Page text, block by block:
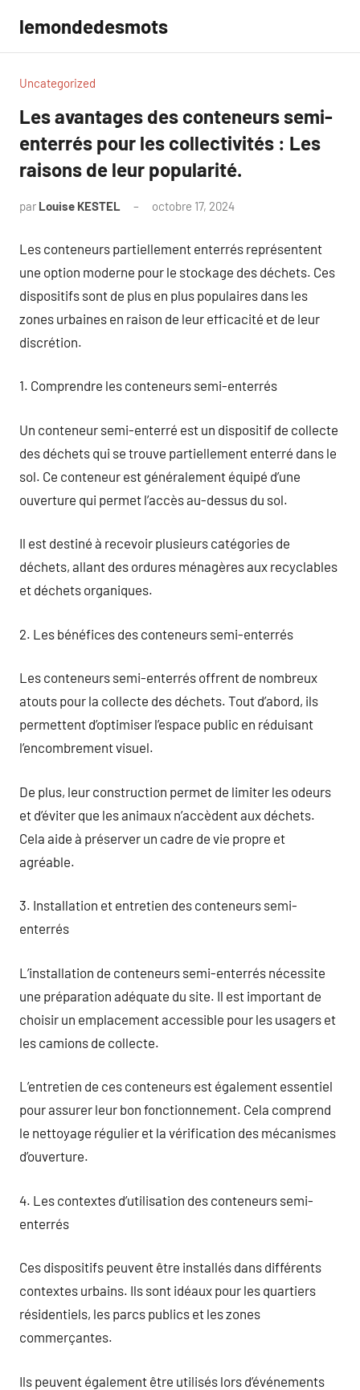
contenu
lemondedesmots
Uncategorized
Les avantages des conteneurs semi-
enterrés pour les collectivités : Les
raisons de leur popularité.
par Louise KESTEL octobre 17, 2024
Les conteneurs partiellement enterrés représentent
une option moderne pour le stockage des déchets. Ces
dispositifs sont de plus en plus populaires dans les
zones urbaines en raison de leur efficacité et de leur
discrétion.
1. Comprendre les conteneurs semi-enterrés
Un conteneur semi-enterré est un dispositif de collecte
des déchets qui se trouve partiellement enterré dans le
sol. Ce conteneur est généralement équipé d’une
ouverture qui permet l’accès au-dessus du sol.
Il est destiné à recevoir plusieurs catégories de
déchets, allant des ordures ménagères aux recyclables
et déchets organiques.
2. Les bénéfices des conteneurs semi-enterrés
Les conteneurs semi-enterrés offrent de nombreux
atouts pour la collecte des déchets. Tout d’abord, ils
permettent d’optimiser l’espace public en réduisant
l’encombrement visuel.
De plus, leur construction permet de limiter les odeurs
et d’éviter que les animaux n’accèdent aux déchets.
Cela aide à préserver un cadre de vie propre et
agréable.
3. Installation et entretien des conteneurs semi-
enterrés
L’installation de conteneurs semi-enterrés nécessite
une préparation adéquate du site. Il est important de
choisir un emplacement accessible pour les usagers et
les camions de collecte.
L’entretien de ces conteneurs est également essentiel
pour assurer leur bon fonctionnement. Cela comprend
le nettoyage régulier et la vérification des mécanismes
d’ouverture.
4. Les contextes d’utilisation des conteneurs semi-
enterrés
Ces dispositifs peuvent être installés dans différents
contextes urbains. Ils sont idéaux pour les quartiers
résidentiels, les parcs publics et les zones
commerçantes.
Ils peuvent également être utilisés lors d’événements